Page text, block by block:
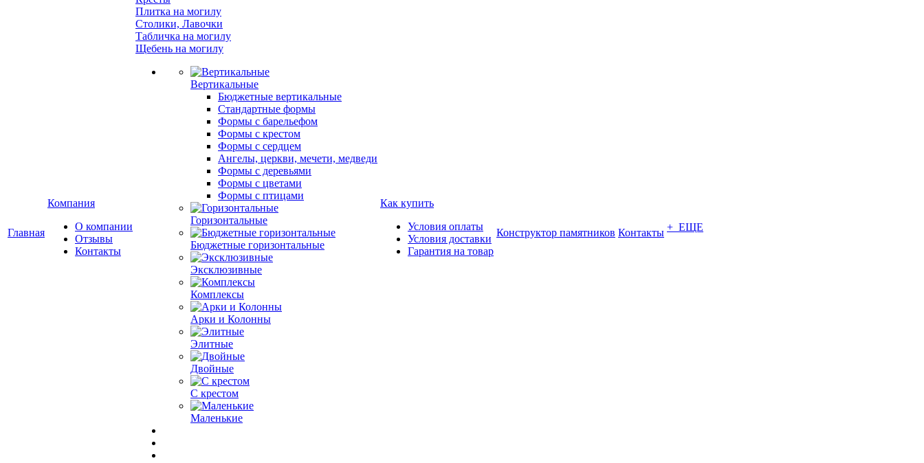
Главная
Компания
О компании
Отзывы
Контакты
Плитка на могилу
Столики, Лавочки
Табличка на могилу
Щебень на могилу
Вертикальные
Бюджетные вертикальные
Стандартные формы
Формы с барельефом
Формы с крестом
Формы с сердцем
Ангелы, церкви, мечети, медведи
Формы с деревьями
Формы с цветами
Формы с птицами
Горизонтальные
Бюджетные горизонтальные
Эксклюзивные
Комплексы
Арки и Колонны
Элитные
Двойные
С крестом
Маленькие
Как купить
Условия оплаты
Условия доставки
Гарантия на товар
Конструктор памятников Контакты + ЕЩЕ